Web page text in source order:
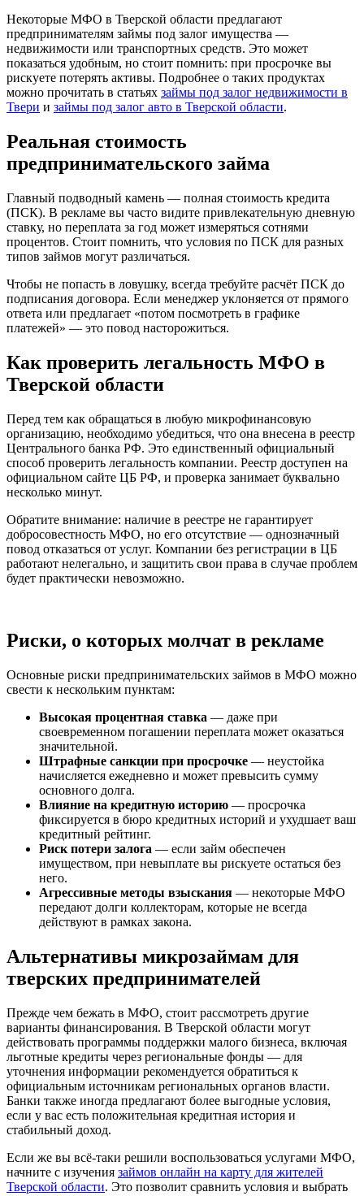
Некоторые МФО в Тверской области предлагают
предпринимателям займы под залог имущества —
недвижимости или транспортных средств. Это может
показаться удобным, но стоит помнить: при просрочке вы
рискуете потерять активы. Подробнее о таких продуктах
можно прочитать в статьях займы под залог недвижимости в
Твери и займы под залог авто в Тверской области.
Реальная стоимость
предпринимательского займа
Главный подводный камень — полная стоимость кредита
(ПСК). В рекламе вы часто видите привлекательную дневную
ставку, но переплата за год может измеряться сотнями
процентов. Стоит помнить, что условия по ПСК для разных
типов займов могут различаться.
Чтобы не попасть в ловушку, всегда требуйте расчёт ПСК до
подписания договора. Если менеджер уклоняется от прямого
ответа или предлагает «потом посмотреть в графике
платежей» — это повод насторожиться.
Как проверить легальность МФО в
Тверской области
Перед тем как обращаться в любую микрофинансовую
организацию, необходимо убедиться, что она внесена в реестр
Центрального банка РФ. Это единственный официальный
способ проверить легальность компании. Реестр доступен на
официальном сайте ЦБ РФ, и проверка занимает буквально
несколько минут.
Обратите внимание: наличие в реестре не гарантирует
добросовестность МФО, но его отсутствие — однозначный
повод отказаться от услуг. Компании без регистрации в ЦБ
работают нелегально, и защитить свои права в случае проблем
будет практически невозможно.
Риски, о которых молчат в рекламе
Основные риски предпринимательских займов в МФО можно
свести к нескольким пунктам:
Высокая процентная ставка — даже при
своевременном погашении переплата может оказаться
значительной.
Штрафные санкции при просрочке — неустойка
начисляется ежедневно и может превысить сумму
основного долга.
Влияние на кредитную историю — просрочка
фиксируется в бюро кредитных историй и ухудшает ваш
кредитный рейтинг.
Риск потери залога — если займ обеспечен
имуществом, при невыплате вы рискуете остаться без
него.
Агрессивные методы взыскания — некоторые МФО
передают долги коллекторам, которые не всегда
действуют в рамках закона.
Альтернативы микрозаймам для
тверских предпринимателей
Прежде чем бежать в МФО, стоит рассмотреть другие
варианты финансирования. В Тверской области могут
действовать программы поддержки малого бизнеса, включая
льготные кредиты через региональные фонды — для
уточнения информации рекомендуется обратиться к
официальным источникам региональных органов власти.
Банки также иногда предлагают более выгодные условия,
если у вас есть положительная кредитная история и
стабильный доход.
Если же вы всё-таки решили воспользоваться услугами МФО,
начните с изучения займов онлайн на карту для жителей
Тверской области. Это позволит сравнить условия и выбрать